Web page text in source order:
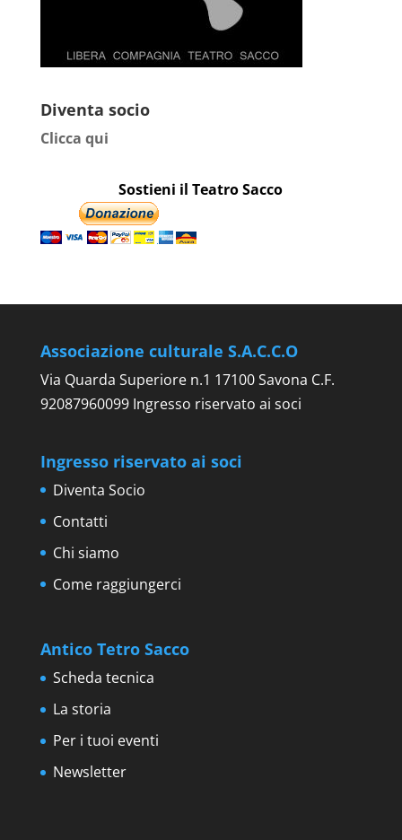
Diventa socio
Clicca qui
Sostieni il Teatro Sacco
Associazione culturale S.A.C.C.O
Via Quarda Superiore n.1 17100 Savona C.F.
92087960099 Ingresso riservato ai soci
Ingresso riservato ai soci
Diventa Socio
Contatti
Chi siamo
Come raggiungerci
Antico Tetro Sacco
Scheda tecnica
La storia
Per i tuoi eventi
Newsletter